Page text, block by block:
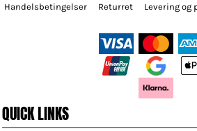
Handelsbetingelser Returret Levering
QUICK LINKS